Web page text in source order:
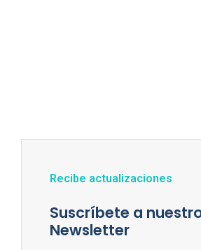
Recibe actualizaciones
Suscríbete a
Newsletter